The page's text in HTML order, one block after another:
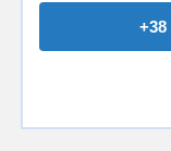
+38